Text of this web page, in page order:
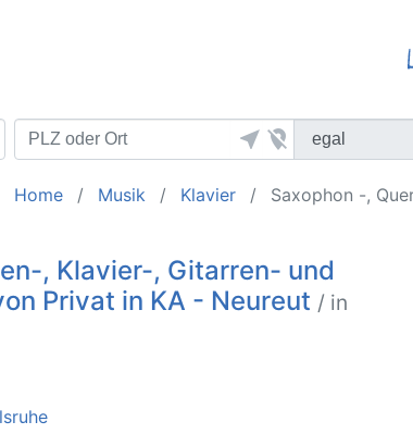
near_me location_off
Home Musik Klavier
Saxophon -,
, Klavier-, Gitarren- und
Privat in KA - Neureut / in